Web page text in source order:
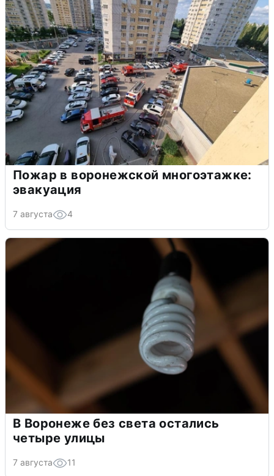
Пожар в воронежской многоэтажке:
эвакуация
7 августа 4
В Воронеже без света остались
четыре улицы
7 августа 11